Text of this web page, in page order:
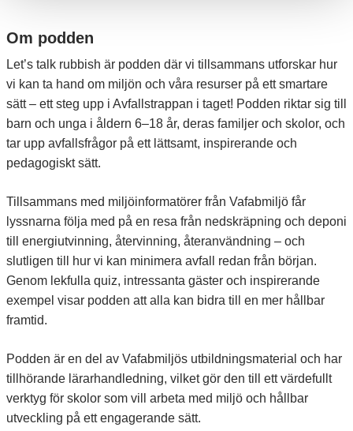
Om podden
Let’s talk rubbish är podden där vi tillsammans utforskar hur
vi kan ta hand om miljön och våra resurser på ett smartare
sätt – ett steg upp i Avfallstrappan i taget! Podden riktar sig till
barn och unga i åldern 6–18 år, deras familjer och skolor, och
tar upp avfallsfrågor på ett lättsamt, inspirerande och
pedagogiskt sätt.
Tillsammans med miljöinformatörer från Vafabmiljö får
lyssnarna följa med på en resa från nedskräpning och deponi
till energiutvinning, återvinning, återanvändning – och
slutligen till hur vi kan minimera avfall redan från början.
Genom lekfulla quiz, intressanta gäster och inspirerande
exempel visar podden att alla kan bidra till en mer hållbar
framtid.
Podden är en del av Vafabmiljös utbildningsmaterial och har
tillhörande lärarhandledning, vilket gör den till ett värdefullt
verktyg för skolor som vill arbeta med miljö och hållbar
utveckling på ett engagerande sätt.